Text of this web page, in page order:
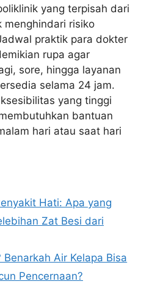
yang terpisah dari
menghindari risiko
praktik para dokter
rupa agar
sore, hingga layanan
selama 24 jam.
yang tinggi
bantuan
hari atau saat hari
Hati: Apa yang
Zat Besi dari
Air Kelapa Bisa
Pencernaan?